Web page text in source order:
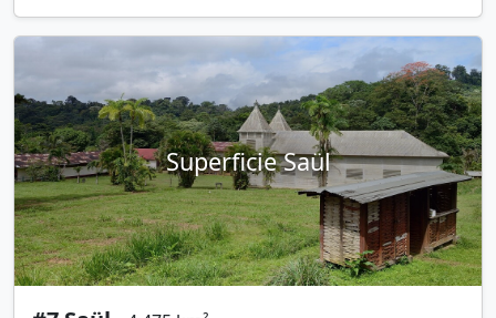
Superficie Saül